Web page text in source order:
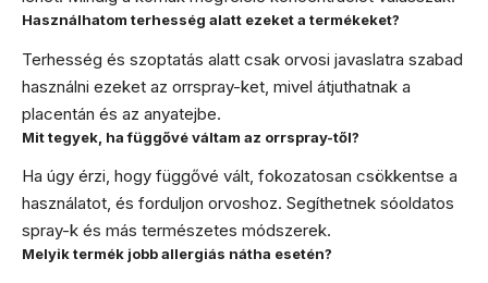
Használhatom terhesség alatt ezeket a termékeket?
Terhesség és szoptatás alatt csak orvosi javaslatra szabad
használni ezeket az orrspray-ket, mivel átjuthatnak a
placentán és az anyatejbe.
Mit tegyek, ha függővé váltam az orrspray-től?
Ha úgy érzi, hogy függővé vált, fokozatosan csökkentse a
használatot, és forduljon orvoshoz. Segíthetnek sóoldatos
spray-k és más természetes módszerek.
Melyik termék jobb allergiás nátha esetén?